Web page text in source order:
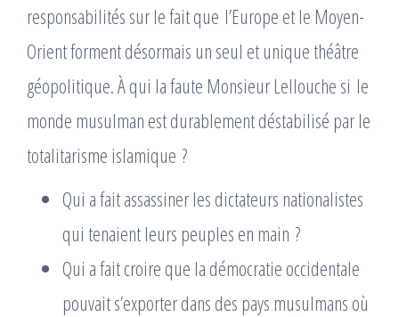
responsabilités sur le fait que l’Europe et le Moyen-
Orient forment désormais un seul et unique théâtre
géopolitique. À qui la faute Monsieur Lellouche si le
monde musulman est durablement déstabilisé par le
totalitarisme islamique ?
Qui a fait assassiner les dictateurs nationalistes
qui tenaient leurs peuples en main ?
Qui a fait croire que la démocratie occidentale
pouvait s’exporter dans des pays musulmans où